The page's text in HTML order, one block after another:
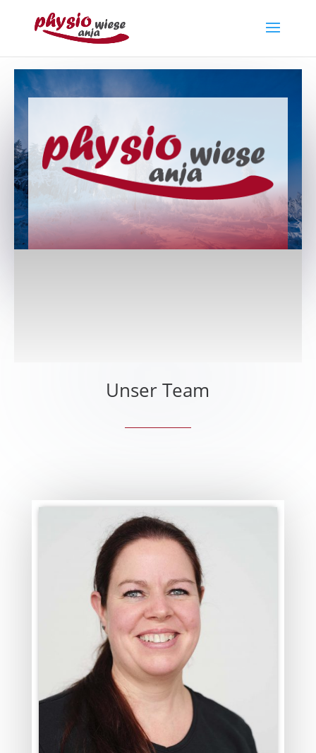
Unser Team